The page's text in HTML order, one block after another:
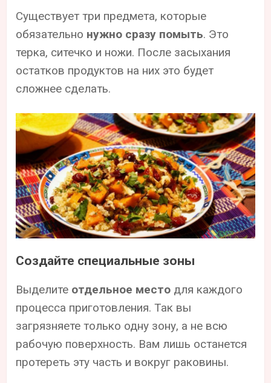
Существует три предмета, которые
обязательно нужно сразу помыть. Это
терка, ситечко и ножи. После засыхания
остатков продуктов на них это будет
сложнее сделать.
Создайте специальные зоны
Выделите отдельное место для каждого
процесса приготовления. Так вы
загрязняете только одну зону, а не всю
рабочую поверхность. Вам лишь останется
протереть эту часть и вокруг раковины.